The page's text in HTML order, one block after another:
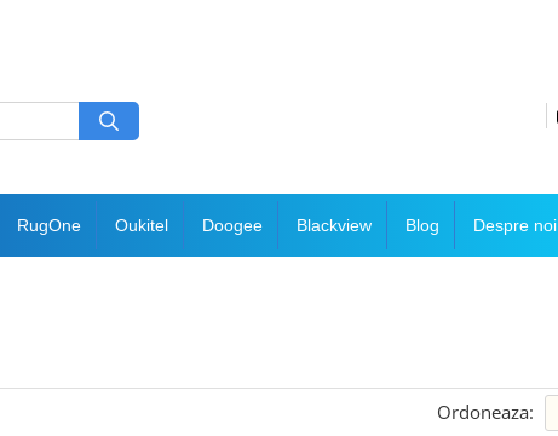
RugOne Oukitel Doogee Blackview Blog Despre noi
Ordoneaza: